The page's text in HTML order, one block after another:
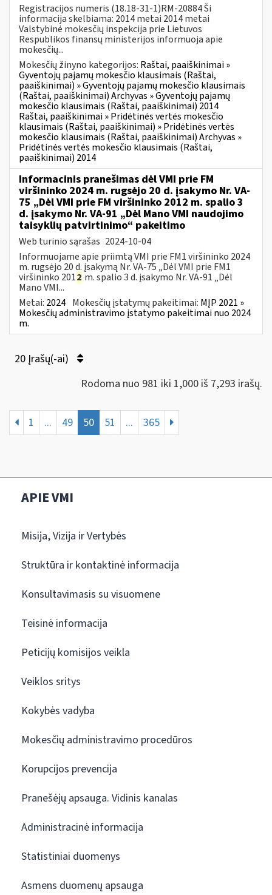
Registracijos numeris (18.18-31-1)RM-20884 Ši
informacija skelbiama: 2014 metai 2014 metai
Valstybinė mokesčių inspekcija prie Lietuvos
Respublikos finansų ministerijos informuoja apie
mokesčių...
Mokesčių žinyno kategorijos: Raštai, paaiškinimai »
Gyventojų pajamų mokesčio klausimais (Raštai,
paaiškinimai) » Gyventojų pajamų mokesčio klausimais
(Raštai, paaiškinimai) Archyvas » Gyventojų pajamų
mokesčio klausimais (Raštai, paaiškinimai) 2014
Raštai, paaiškinimai » Pridėtinės vertės mokesčio
klausimais (Raštai, paaiškinimai) » Pridėtinės vertės
mokesčio klausimais (Raštai, paaiškinimai) Archyvas »
Pridėtinės vertės mokesčio klausimais (Raštai,
paaiškinimai) 2014
Informacinis pranešimas dėl VMI prie FM
viršininko 2024 m. rugsėjo 20 d. įsakymo Nr. VA-
75 „Dėl VMI prie FM viršininko 2012 m. spalio 3
d. įsakymo Nr. VA-91 „Dėl Mano VMI naudojimo
taisyklių patvirtinimo“ pakeitimo
Web turinio sąrašas 2024-10-04
Informuojame apie priimtą VMI prie FM1 viršininko 2024
m. rugsėjo 20 d. įsakymą Nr. VA-75 „Dėl VMI prie FM1
viršininko 2012 m. spalio 3 d. įsakymo Nr. VA-91 „Dėl
Mano VMI...
Metai: 2024 Mokesčių įstatymų pakeitimai: MĮP 2021 »
Mokesčių administravimo įstatymo pakeitimai nuo 2024
m.
20 Įrašų(-ai)
Rodoma nuo 981 iki 1,000 iš 7,293 irašų.
1 ... 49 50 51 ... 365
APIE VMI
Misija, Vizija ir Vertybės
Struktūra ir kontaktinė informacija
Konsultavimasis su visuomene
Teisinė informacija
Peticijų komisijos veikla
Veiklos sritys
Kokybės vadyba
Mokesčių administravimo procedūros
Korupcijos prevencija
Pranešėjų apsauga. Vidinis kanalas
Administracinė informacija
Statistiniai duomenys
Asmens duomenų apsauga